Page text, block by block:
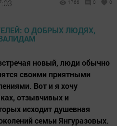
1766 0 0
новый, люди обычно
своими приятными
Вот и я хочу
отзывчивых и
исходит душевная
семьи Янгуразовых.